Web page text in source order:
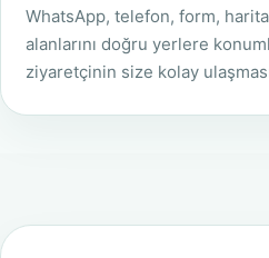
WhatsApp, telefon, form,
alanlarını doğru yerlere
ziyaretçinin size kolay